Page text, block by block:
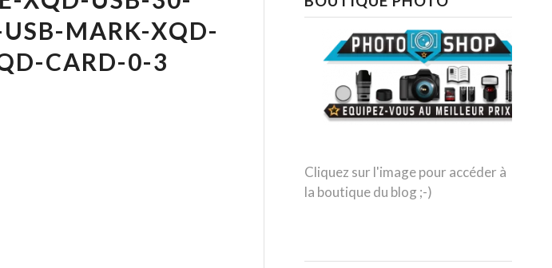
MARK-XQD-
CARD-0-3
Cliquez sur l'image pour accéder à
la boutique du blog ;-)